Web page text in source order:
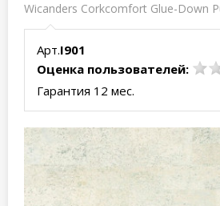
Wicanders Corkcomfort Glue-Down
Арт.I901
Оценка пользователей:
Гарантия 12 мес.